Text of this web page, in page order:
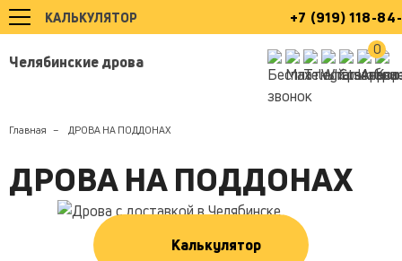
Челябинские дрова
КАЛЬКУЛЯТОР
0
+7 (919) 118-
Главная ДРОВА НА ПОДДОНАХ
ДРОВА НА ПОДДОНАХ
Калькулятор